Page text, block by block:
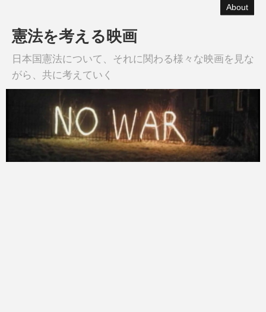
About
憲法を考える映画
日本国憲法について、それに関わる様々な映画を見な
がら、共に考えていく